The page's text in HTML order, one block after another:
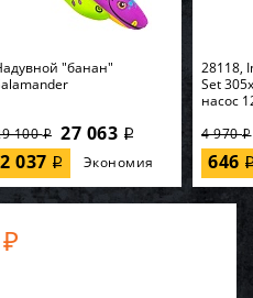
"банан"
100i 27 063 i
2 037 i Экономия
28118,
Set
насос
4 970i
646
₽